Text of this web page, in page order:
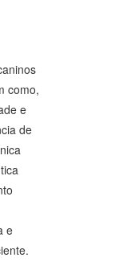
como,
e
de
e